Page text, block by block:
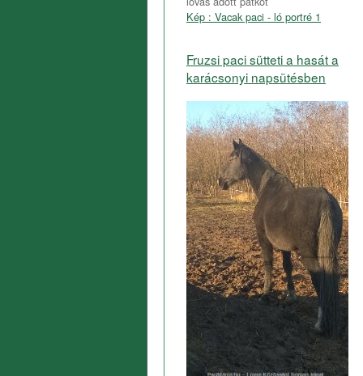
Kép : Vacak paci - ló portré 1
Fruzsi paci sütteti a hasát a
karácsonyi napsütésben